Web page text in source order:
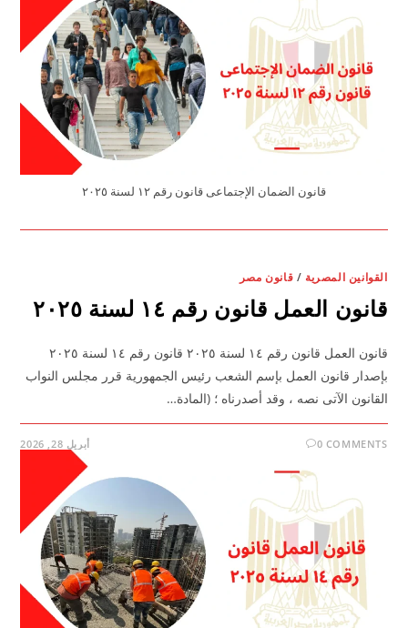
قانون الضمان الإجتماعى قانون رقم ١٢ لسنة ٢٠٢٥
القوانين المصرية / قانون مصر
قانون العمل قانون رقم ١٤ لسنة ٢٠٢٥
قانون العمل قانون رقم ١٤ لسنة ٢٠٢٥ قانون رقم ١٤ لسنة ٢٠٢٥
بإصدار قانون العمل بإسم الشعب رئيس الجمهورية قرر مجلس النواب
القانون الآتى نصه ، وقد أصدرناه ؛ (المادة…
0 COMMENTS أبريل 28, 2026